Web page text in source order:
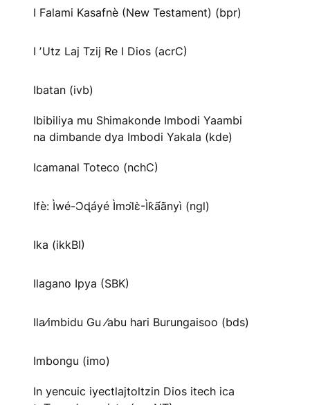
I Falami Kasafnè (New Testament) (bpr)
I ʼUtz Laj Tzij Re I Dios (acrC)
Ibatan (ivb)
Ibibiliya mu Shimakonde Imbodi Yaambi
na dimbande dya Imbodi Yakala (kde)
Icamanal Toteco (nchC)
Ifè: Ìwé-Ɔ̀ɖáyé Ìmↄl̀ɛ̀-Ìk̀ã́ã̀nyì (ngl)
Ika (ikkBI)
Ilagano Ipya (SBK)
Ila⁄imbidu Gu ⁄abu hari Burungaisoo (bds)
Imbongu (imo)
In yencuic iyectlajtoltzin Dios itech ica